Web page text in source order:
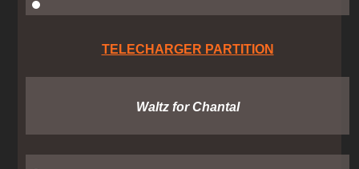
TELECHARGER PARTITION
Waltz for Chantal